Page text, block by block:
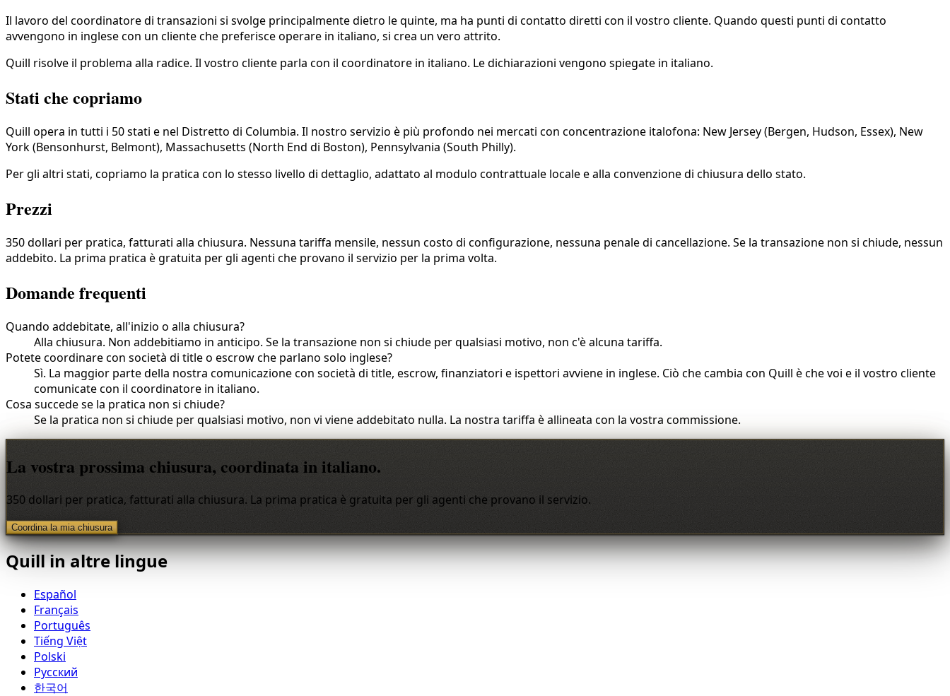
Il lavoro del coordinatore di transazioni si svolge principalmente dietro le quinte, ma ha punti di contatto diretti con il vostro cliente. Quando questi punti di contatto
avvengono in inglese con un cliente che preferisce operare in italiano, si crea un vero attrito.
Quill risolve il problema alla radice. Il vostro cliente parla con il coordinatore in italiano. Le dichiarazioni vengono spiegate in italiano.
Stati che copriamo
Quill opera in tutti i 50 stati e nel Distretto di Columbia. Il nostro servizio è più profondo nei mercati con concentrazione italofona: New Jersey (Bergen, Hudson, Essex), New
York (Bensonhurst, Belmont), Massachusetts (North End di Boston), Pennsylvania (South Philly).
Per gli altri stati, copriamo la pratica con lo stesso livello di dettaglio, adattato al modulo contrattuale locale e alla convenzione di chiusura dello stato.
Prezzi
350 dollari per pratica, fatturati alla chiusura. Nessuna tariffa mensile, nessun costo di configurazione, nessuna penale di cancellazione. Se la transazione non si chiude, nessun
addebito. La prima pratica è gratuita per gli agenti che provano il servizio per la prima volta.
Domande frequenti
Quando addebitate, all'inizio o alla chiusura?
Alla chiusura. Non addebitiamo in anticipo. Se la transazione non si chiude per qualsiasi motivo, non c'è alcuna tariffa.
Potete coordinare con società di title o escrow che parlano solo inglese?
Sì. La maggior parte della nostra comunicazione con società di title, escrow, finanziatori e ispettori avviene in inglese. Ciò che cambia con Quill è che voi e il vostro cliente
comunicate con il coordinatore in italiano.
Cosa succede se la pratica non si chiude?
Se la pratica non si chiude per qualsiasi motivo, non vi viene addebitato nulla. La nostra tariffa è allineata con la vostra commissione.
La vostra prossima chiusura, coordinata in italiano.
350 dollari per pratica, fatturati alla chiusura. La prima pratica è gratuita per gli agenti che provano il servizio.
Coordina la mia chiusura
Quill in altre lingue
Español
Français
Português
Tiếng Việt
Polski
Русский
한국어